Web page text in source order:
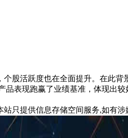
股活跃度也在全面提升。在此
表现跑赢了业绩基准，体现出
站只提供信息存储空间服务,如有